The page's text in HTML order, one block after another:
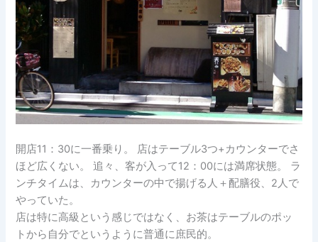
開店11：30に一番乗り。 店はテーブル3つ+カウンターでさ
ほど広くない。 追々、客が入って12：00には満席状態。 ラ
ンチタイムは、カウンターの中で揚げる人＋配膳役、2人で
やっていた。
店は特に高級という感じではなく、お茶はテーブルのポッ
トから自分でというように普通に庶民的。